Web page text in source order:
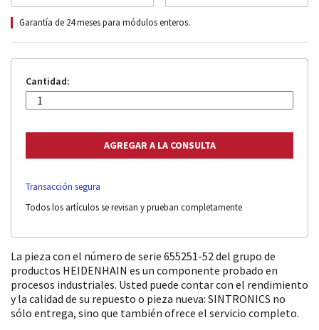
Garantía de 24 meses para módulos enteros.
Cantidad:
Transacción segura
Todos los artículos se revisan y prueban completamente
La pieza con el número de serie 655251-52 del grupo de
productos HEIDENHAIN es un componente probado en
procesos industriales. Usted puede contar con el rendimiento
y la calidad de su repuesto o pieza nueva: SINTRONICS no
sólo entrega, sino que también ofrece el servicio completo.